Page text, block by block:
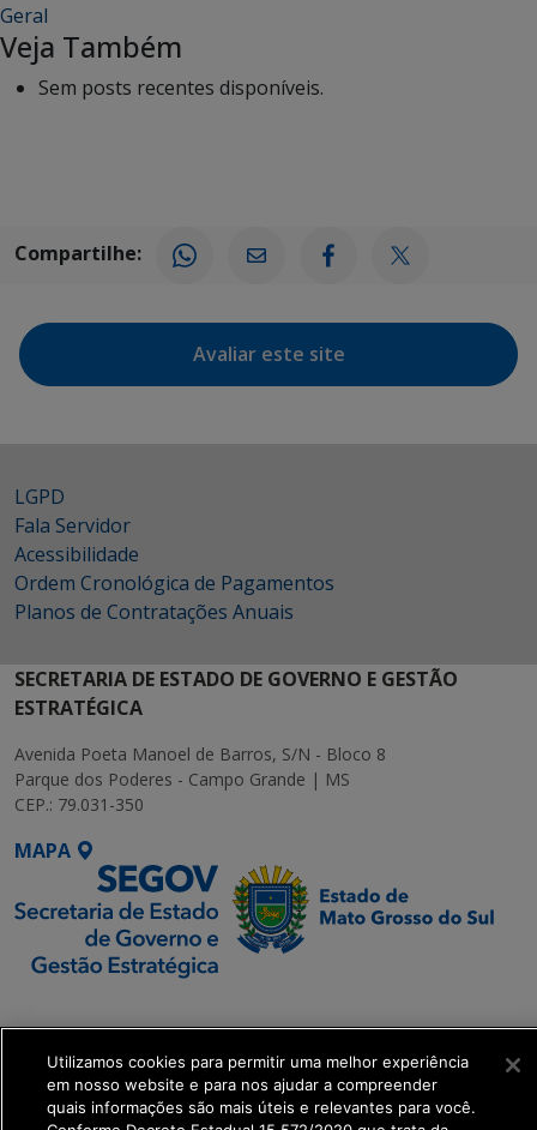
Geral
Veja Também
Sem posts recentes disponíveis.
Compartilhe:
Avaliar este site
LGPD
Fala Servidor
Acessibilidade
Ordem Cronológica de Pagamentos
Planos de Contratações Anuais
SECRETARIA DE ESTADO DE GOVERNO E GESTÃO
ESTRATÉGICA
Avenida Poeta Manoel de Barros, S/N - Bloco 8
Parque dos Poderes - Campo Grande | MS
CEP.: 79.031-350
MAPA
Executiva de
Transformação Digital
Utilizamos cookies para permitir uma melhor experiência
em nosso website e para nos ajudar a compreender
quais informações são mais úteis e relevantes para você.